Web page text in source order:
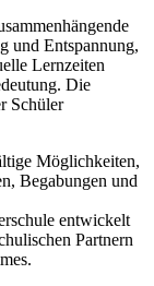
und Entspannung,
Lernzeiten
Die
Schüler
Möglichkeiten,
Begabungen und
entwickelt
Partnern